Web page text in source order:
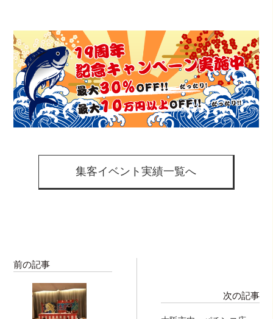
集客イベント実績一覧へ
前の記事
次の記事